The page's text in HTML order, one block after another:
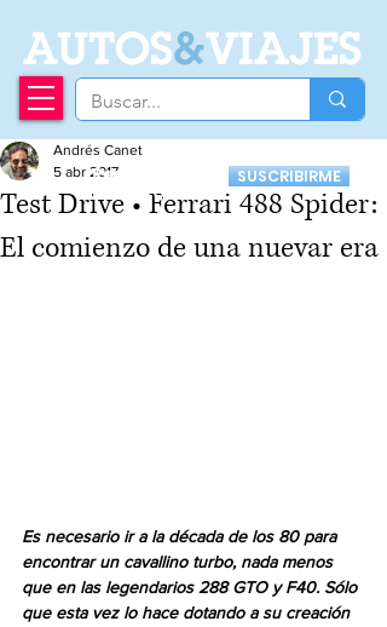
AUTOS&VIAJES
Recibí nuestro
Newsletter
SUSCRIBIRME
Test Drive • Ferrari 488 Spider:
El comienzo de una nuevar era
Andrés Canet
5 abr 2017
Es necesario ir a la década de los 80 para
encontrar un cavallino turbo, nada menos
que en las legendarios 288 GTO y F40. Sólo
que esta vez lo hace dotando a su creación